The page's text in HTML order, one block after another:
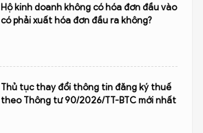
Hộ kinh doanh không có hóa đơn đầu vào
có phải xuất hóa đơn đầu ra không?
Thủ tục thay đổi thông tin đăng ký thuế
theo Thông tư 90/2026/TT-BTC mới nhất